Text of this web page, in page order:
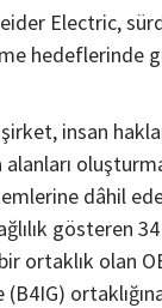
Electric,
hedeflerinde
insan
alanları
dâhil
gösteren
ortaklık olan
(B4IG)